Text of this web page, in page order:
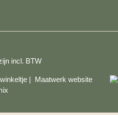
incl. BTW
| Maatwerk website